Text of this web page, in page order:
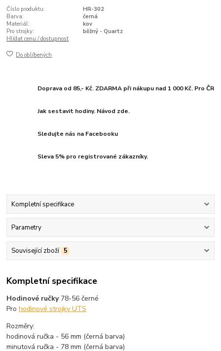
Číslo produktu:
HR-302
Barva:
černá
Materiál:
kov
Pro strojky:
běžný - Quartz
Hlídat cenu / dostupnost
Do oblíbených
Doprava od 85,- Kč. ZDARMA při nákupu nad 1 000 Kč. Pro ČR
Jak sestavit hodiny. Návod zde.
Sledujte nás na Facebooku
Sleva 5% pro registrované zákazníky.
Kompletní specifikace
Parametry
Související zboží 5
Kompletní specifikace
Hodinové ručky78-56 černé
Prohodinové strojky UTS
Rozměry:
hodinová ručka - 56 mm (černá barva)
minutová ručka - 78 mm (černá barva)